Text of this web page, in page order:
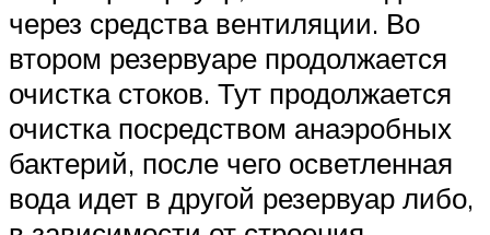
через средства вентиляции. Во
втором резервуаре продолжается
очистка стоков. Тут продолжается
очистка посредством анаэробных
бактерий, после чего осветленная
вода идет в другой резервуар либо,